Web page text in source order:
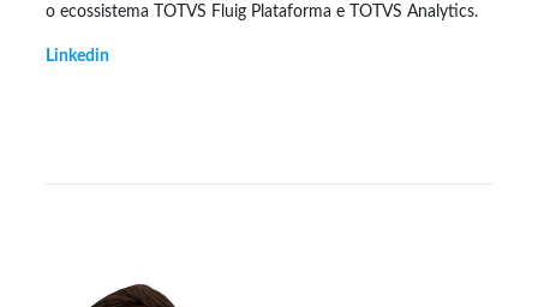
o ecossistema TOTVS Fluig Plataforma e TOTVS Analytics.
Linkedin